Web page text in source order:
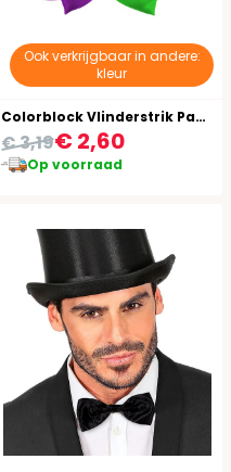
Ook verkrijgbaar in andere:
kleur
Colorblock Vlinderstrik Paars Groen
€ 2,60
€ 3,19
Op voorraad